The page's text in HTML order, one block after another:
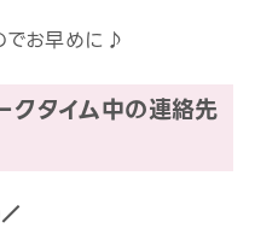
でお早めに♪
タイム中の連絡先